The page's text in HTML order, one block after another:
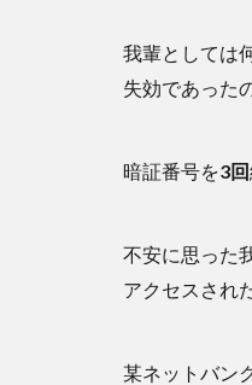
我輩としては
失効であった
暗証番号を3回
不安に思った
アクセスされ
某ネットバン